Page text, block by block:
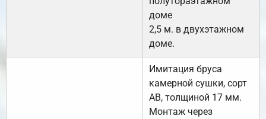
доме
2,5 м. в двухэтажном
доме.
Имитация бруса
камерной сушки, сорт
АВ, толщиной 17 мм.
Монтаж через